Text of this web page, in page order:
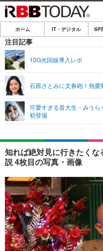
ホーム
IT・デジタル
ショッピング
SPEED TEST
エンタメ
エンタメTOP
音楽
ショッピング
ライフ
ライフTOP
ペット
その他
リリース一覧
プッシュ通知の停止方法
ホーム IT・デジタル
注目記事
10G光回線導入レポ
石原さとみに文春砲！熱
可愛すぎる音大生・みう
初登場
知れば絶対見に行きたく
説 4枚目の写真・画像